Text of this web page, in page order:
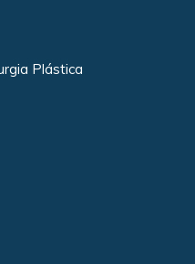
Plástica